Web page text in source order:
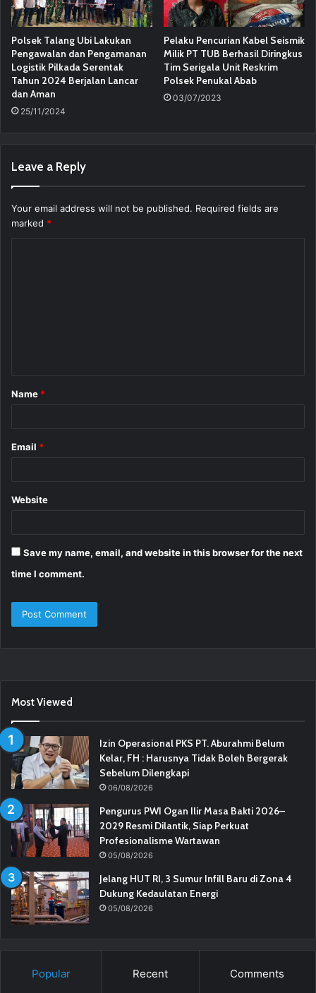
Polsek Talang Ubi Lakukan
Pengawalan dan Pengamanan
Logistik Pilkada Serentak
Tahun 2024 Berjalan Lancar
dan Aman
25/11/2024
Pelaku Pencurian Kabel Seismik
Milik PT TUB Berhasil Diringkus
Tim Serigala Unit Reskrim
Polsek Penukal Abab
03/07/2023
Leave a Reply
Your email address will not be published. Required fields are
marked *
*
Name *
Email *
Website
Save my name, email, and website in this browser for the next
time I comment.
Most Viewed
Izin Operasional PKS PT. Aburahmi Belum
Kelar, FH : Harusnya Tidak Boleh Bergerak
Sebelum Dilengkapi
06/08/2026
Pengurus PWI Ogan Ilir Masa Bakti 2026–
2029 Resmi Dilantik, Siap Perkuat
Profesionalisme Wartawan
05/08/2026
Jelang HUT RI, 3 Sumur Infill Baru di Zona 4
Dukung Kedaulatan Energi
05/08/2026
Popular Recent Comments